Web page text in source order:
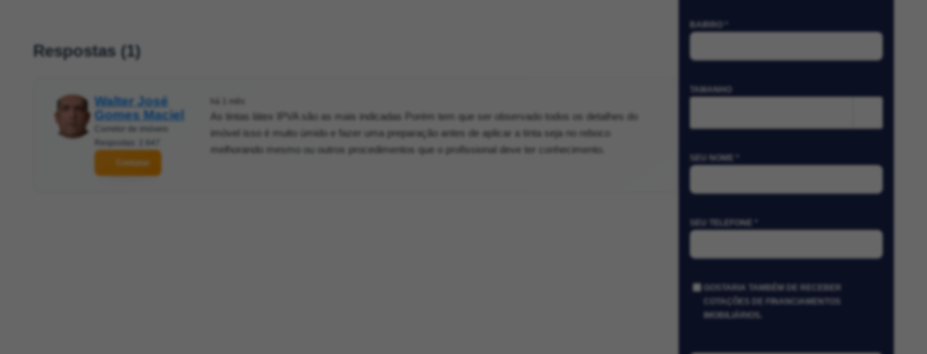
Respostas (1)
Walter José
Gomes Maciel
Contatar
As tintas látex IPVA são as mais indicadas Porém tem que ser observado todos os detalhes do
imóvel isso é muito úmido e fazer uma preparação antes de aplicar a tinta seja no reboco
melhorando mesmo ou outros procedimentos que o profissional deve ter conhecimento.
TAMANHO
SEU NOME *
SEU TELEFONE *
GOSTARIA TAMBÉM DE RECEBER
COTAÇÕES DE FINANCIAMENTOS
IMOBILIÁRIOS.